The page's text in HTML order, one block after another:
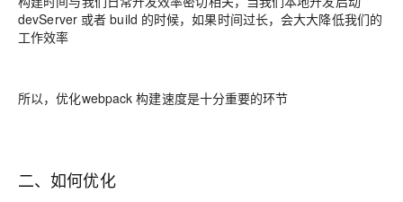
devServer 或者 build 的时候，如果时间过长，会大大降低我们的
工作效率
所以，优化webpack 构建速度是十分重要的环节
二、如何优化